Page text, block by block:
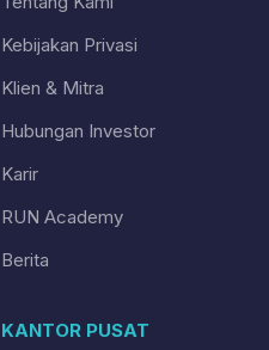
Kebijakan Privasi
Klien & Mitra
Hubungan Investor
Karir
RUN Academy
Berita
KANTOR PUSAT